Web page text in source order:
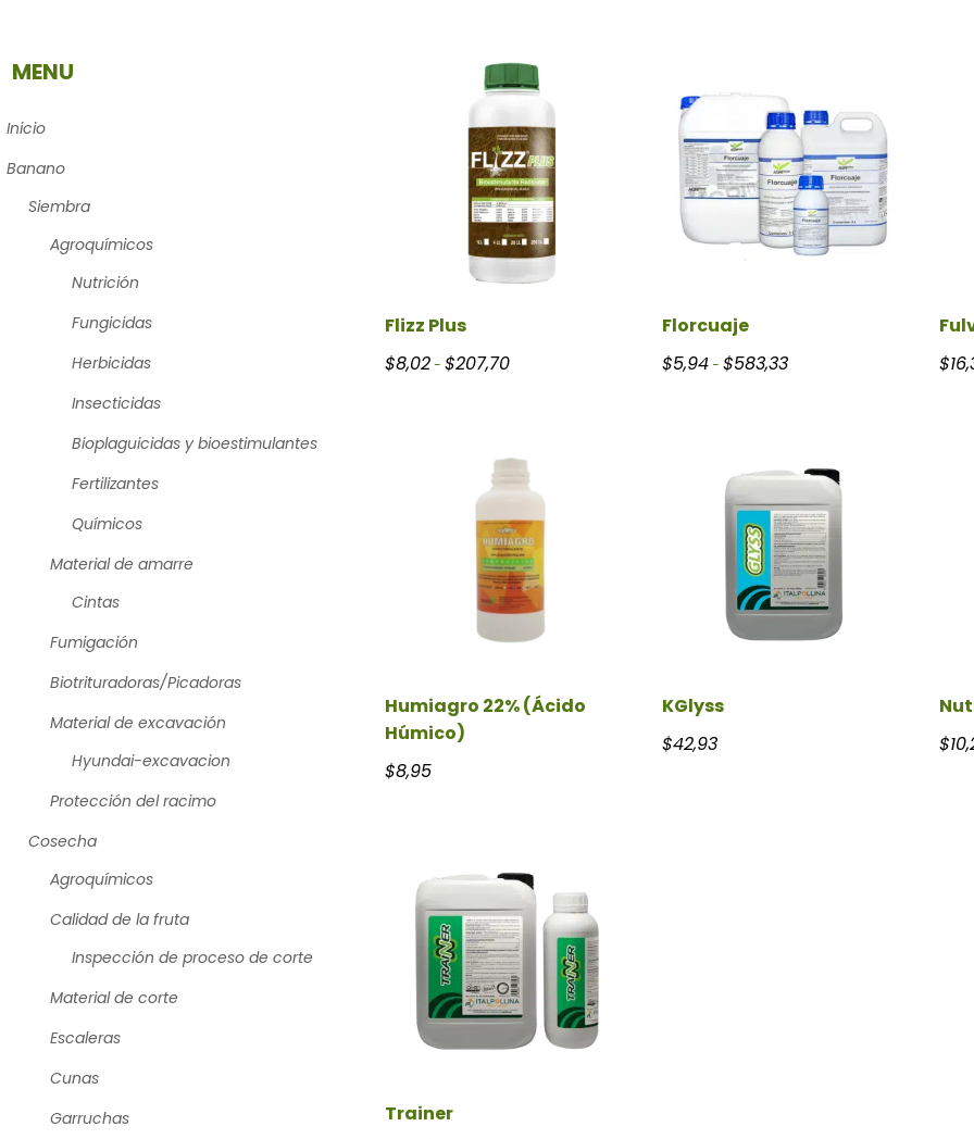
Flizz Plus
$8,02 - $207,70Rango de precios: desde $8,02 hasta $207,70
Florcuaje
$5,94- $583,33Rango de precios: desde$
Humiagro 22% (Ácido
Húmico)
$8,95
KGlyss
$42,93
$
Trainer
MENU
Inicio
Banano
Siembra
Agroquímicos
Nutrición
Fungicidas
Herbicidas
Insecticidas
Bioplaguicidas y bioestimulantes
Fertilizantes
Químicos
Material de amarre
Cintas
Fumigación
Biotrituradoras/Picadoras
Material de excavación
Hyundai-excavacion
Protección del racimo
Cosecha
Agroquímicos
Calidad de la fruta
Inspección de proceso de corte
Material de corte
Escaleras
Cunas
Garruchas